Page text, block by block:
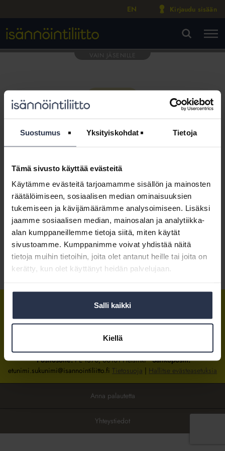
Suostumus Yksityiskohdat Tietoja
Tämä sivusto käyttää evästeitä
Käytämme evästeitä tarjoamamme sisällön ja mainosten
räätälöimiseen, sosiaalisen median ominaisuuksien
tukemiseen ja kävijämäärämme analysoimiseen. Lisäksi
jaamme sosiaalisen median, mainosalan ja analytiikka-
alan kumppaneillemme tietoja siitä, miten käytät
sivustoamme. Kumppanimme voivat yhdistää näitä
tietoja muihin tietoihin, joita olet antanut heille tai joita on
kerätty, kun olet käyttänyt heidän palvelujaan.
Salli kaikki
Kiellä
EN Kirjaudu sisään
Tämä osio on rajattu
Isännöintiliiton jäsenyritysten
henkilökunnalle
Kirjaudu sisään
Tietoa jäsenyydestä
IsännöintiliittoIsännöintiliittoIsännöintiliitto
Isännöintiliiton toimistosijaitsee Hakaniemessä Helsingissä.
Postiosoite:PL 1370, 00101 HelsinkiSähköpostit:
etunimi.sukunimi@isannointiliitto.fi Tietosuoja | Hallitse evästeasetuksia
Anna palautetta
Yhteystiedot